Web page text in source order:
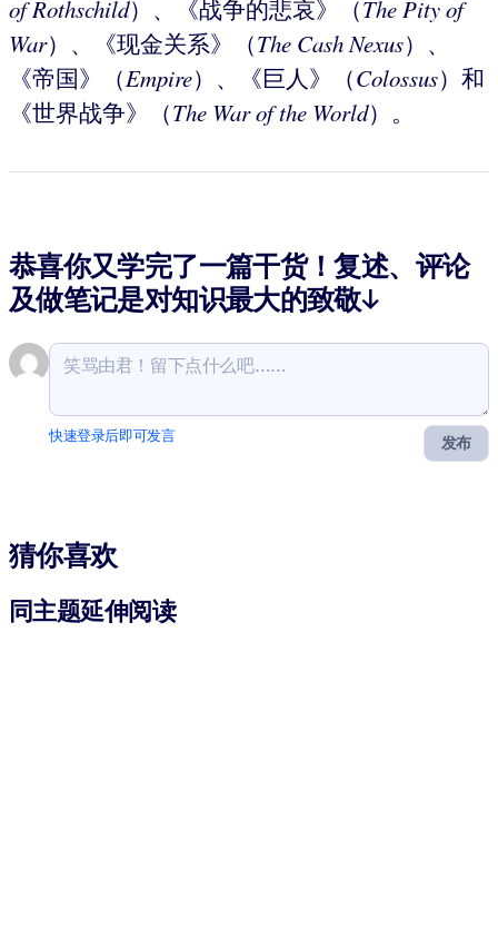
of Rothschild）、《战争的悲哀》（ThePity of
War）、《现金关系》（The Cash Nexus）、
《帝国》（Empire）、《巨人》（Colossus）和
《世界战争》（The War of the World）。
恭喜你又学完了一篇干货！复述、评论
及做笔记是对知识最大的致敬↓
发布
快速登录后即可发言
猜你喜欢
同主题延伸阅读